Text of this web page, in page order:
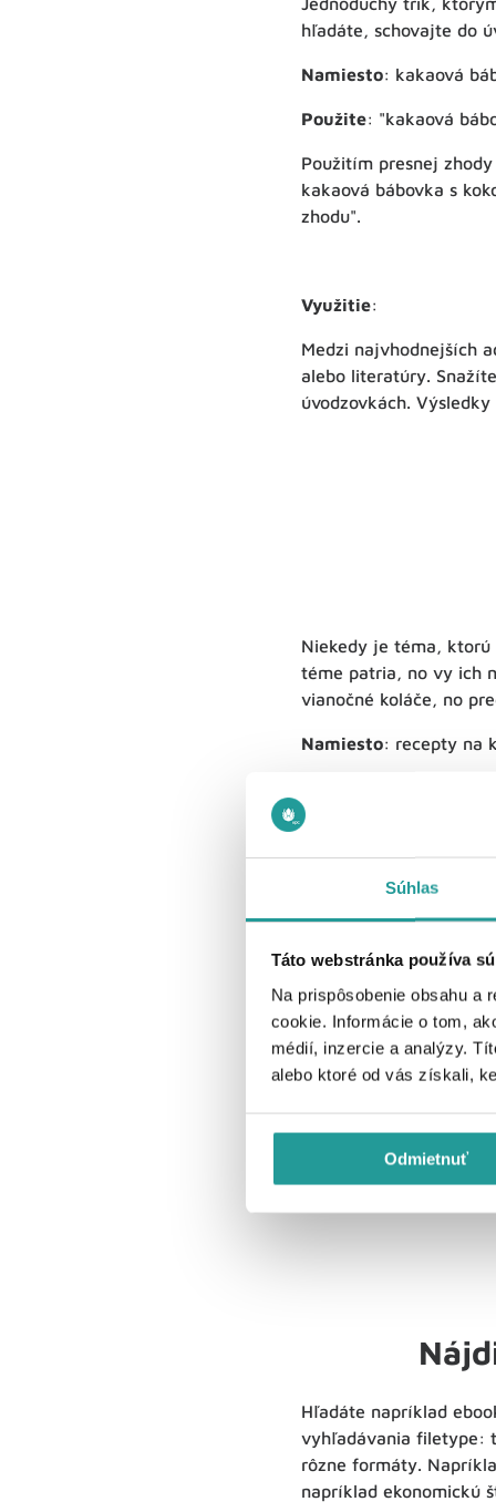
Súhlas
Táto webstránka používa
Na prispôsobenie obsahu a
cookie. Informácie o tom,
médií, inzercie a analýzy.
alebo ktoré od vás získali,
Odmietnuť
hľadáte, schovajte do
Namiesto: kakaová
Použite: "kakaová
Použitím presnej
kakaová bábovka s
zhodu".
Využitie:
Medzi najvhodnejších
alebo literatúry.
úvodzovkách.
Niekedy je téma, ktorú
téme patria, no vy ich
vianočné koláče, no
Namiesto: recepty na
Pridanie pomlčky a za
Na konci dopytu teda
negatívnu skúsenosť a
„športové oblečenie -
Využitie:
Vylúčenie konkrétnych
exotickej destinácie sú
Hľadáte napríklad
vyhľadávania filetype:
rôzne formáty.
napríklad ekonomickú